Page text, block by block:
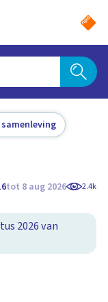
tot 8 aug 2026 2.4k
2026 van